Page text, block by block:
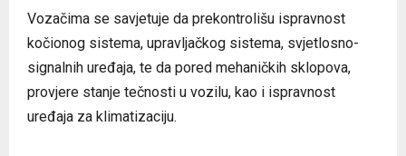
Vozačima se savjetuje da prekontrolišu ispravnost
kočionog sistema, upravljačkog sistema, svjetlosno-
signalnih uređaja, te da pored mehaničkih sklopova,
provjere stanje tečnosti u vozilu, kao i ispravnost
uređaja za klimatizaciju.